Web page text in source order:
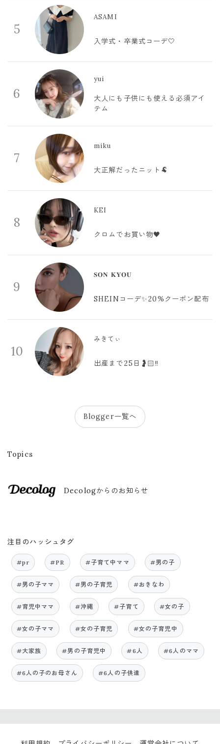
5
ASAMI
入学式・卒業式コーデ🤍
6
yui
大人にも子供にも使える必須アイ
テム
7
miku
大正解だったニット🐏
8
KEI
クロムでお買い物🖤
9
𝐒𝐎𝐍 𝐊𝐘𝐎𝐔
SHEINコーデ✨20%クーポン配布
10
みきてぃ
出産まで25日🤰🏻‼️
Blogger一覧へ
Topics
Decologからのお知らせ
注目のハッシュタグ
#pr #PR #子育て中ママ #男の子
#男の子ママ #男の子育児 #おきなわ
#育児中ママ #沖縄 #子育て #女の子
#女の子ママ #女の子育児 #女の子育児中
#大家族 #男の子育児中 #6人 #6人のママ
#6人の子のお母さん #6人の子供達